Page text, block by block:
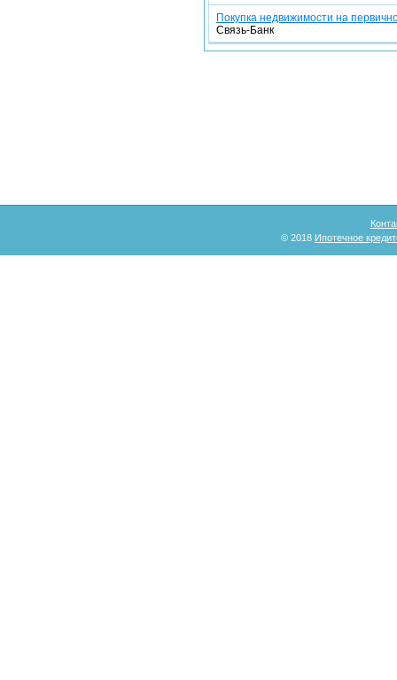
Покупка недвижимости на
Связь-Банк
© 2018 Ипотечное